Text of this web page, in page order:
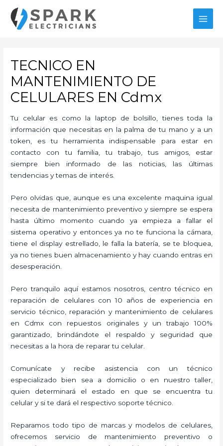
contenido
TECNICO EN
MANTENIMIENTO DE
CELULARES EN Cdmx
Tu celular es como la laptop de bolsillo, tienes toda la
información que necesitas en la palma de tu mano y a un
token, es tu herramienta indispensable para estar en
contacto con tu familia, tu trabajo, tus amigos, estar
siempre bien informado de las noticias, las últimas
tendencias y temas de interés.
Pero olvidas que, aunque es una excelente maquina igual
necesita de mantenimiento preventivo y siempre se espera
hasta último momento cuando ya empieza a fallar el
sistema operativo y entonces ya no te funciona la cámara,
tiene el display estrellado, le falla la batería, se te bloquea,
ya no tienes buen almacenamiento y hay cuando entras en
desesperación.
Pero tranquilo aquí estamos nosotros, centro técnico en
reparación de celulares con 10 años de experiencia en
servicio técnico, reparación y mantenimiento de celulares
en Cdmx con repuestos originales y un trabajo 100%
garantizado, brindándote el respaldo y seguridad que
necesitas a la hora de reparar tu celular.
Comunícate y recibe asistencia con un técnico
especializado bien sea a domicilio o en nuestro taller,
quien determinará el estado en que se encuentra tu
celular y si te dará el respectivo soporte técnico.
Reparamos todo tipo de marcas y modelos de celulares,
ofrecemos servicio de mantenimiento preventivo o